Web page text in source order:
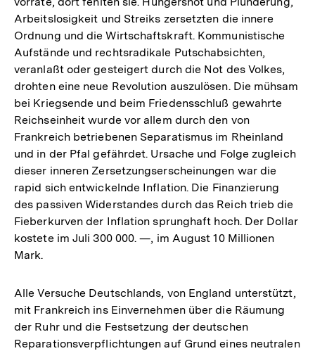
Arbeitslosigkeit und Streiks zersetzten die innere
Ordnung und die Wirtschaftskraft. Kommunistische
Aufstände und rechtsradikale Putschabsichten,
veranlaßt oder gesteigert durch die Not des Volkes,
drohten eine neue Revolution auszulösen. Die mühsam
bei Kriegsende und beim Friedensschluß gewahrte
Reichseinheit wurde vor allem durch den von
Frankreich betriebenen Separatismus im Rheinland
und in der Pfal gefährdet. Ursache und Folge zugleich
dieser inneren Zersetzungserscheinungen war die
rapid sich entwickelnde Inflation. Die Finanzierung
des passiven Widerstandes durch das Reich trieb die
Fieberkurven der Inflation sprunghaft hoch. Der Dollar
kostete im Juli 300 000. —, im August 10 Millionen
Mark.
Alle Versuche Deutschlands, von England unterstützt,
mit Frankreich ins Einvernehmen über die Räumung
der Ruhr und die Festsetzung der deutschen
Reparationsverpflichtungen auf Grund eines neutralen